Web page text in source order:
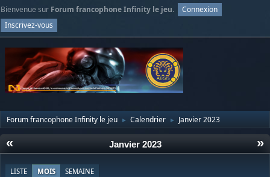
Bienvenue sur Forum francophone Infinity le jeu.
Connexion
Inscrivez-vous
Forum francophone Infinity le jeu ► Calendrier ► Janvier 2023
« »
Janvier 2023
LISTE MOIS SEMAINE